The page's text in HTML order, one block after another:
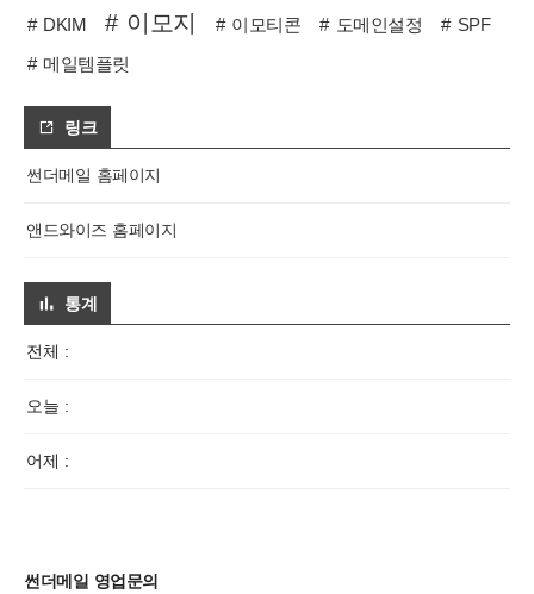
DKIM 이모지 이모티콘 도메인설정
SPF
메일템플릿
링크
썬더메일 홈페이지
앤드와이즈 홈페이지
통계
전체 :
오늘 :
어제 :
썬더메일 영업문의